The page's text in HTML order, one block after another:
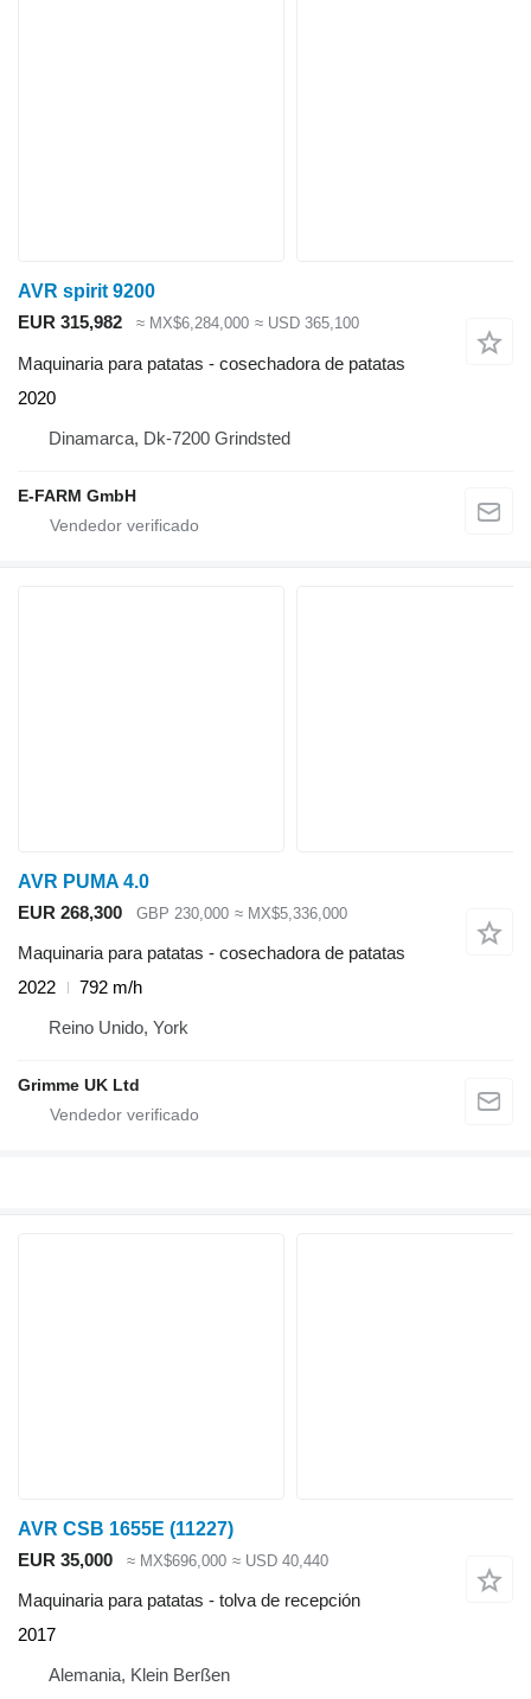
AVR spirit 9200
EUR 315,982
≈ MX$6,284,000 ≈ USD 365,100
Maquinaria para patatas - cosechadora de patatas
2020
Dinamarca, Dk-7200 Grindsted
E-FARM GmbH
AVR PUMA 4.0
EUR 268,300
GBP 230,000 ≈ MX$5,336,000
Maquinaria para patatas - cosechadora de patatas
2022
792 m/h
Reino Unido, York
Grimme UK Ltd
AVR CSB 1655E (11227)
EUR 35,000
≈ MX$696,000 ≈ USD 40,440
Maquinaria para patatas - tolva de recepción
2017
Alemania, Klein Berßen